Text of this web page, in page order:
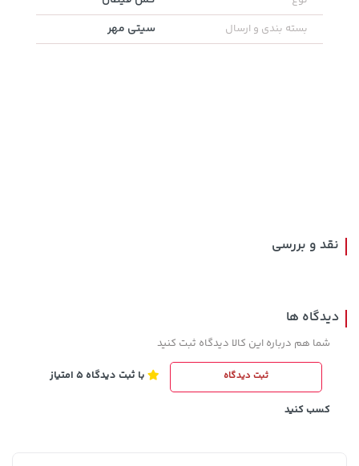
244,000
خرید
1,143,000 تومان
بسته بندی و ارسال سیتی مهر
نقد و بررسی
دیدگاه ها
شما هم درباره این کالا دیدگاه ثبت کنید
ثبت دیدگاه با ثبت دیدگاه 5 امتیاز
کسب کنید